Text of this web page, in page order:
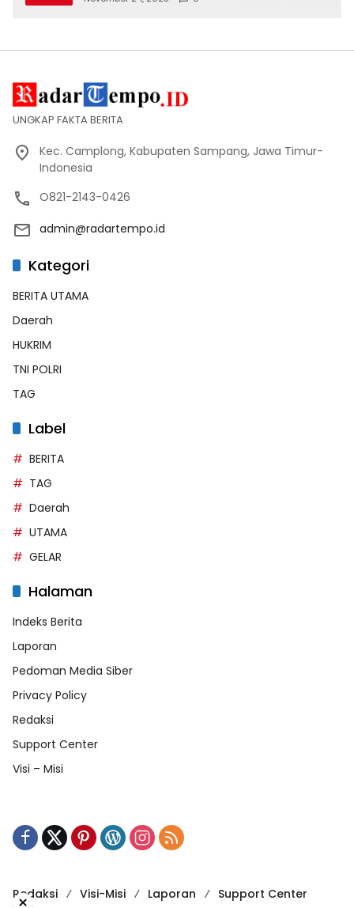
UNGKAP FAKTA BERITA
Kec. Camplong, Kabupaten Sampang, Jawa Timur-
Indonesia
O821-2143-0426
admin@radartempo.id
Kategori
BERITA UTAMA
Daerah
HUKRIM
TNI POLRI
TAG
Label
BERITA
TAG
Daerah
UTAMA
GELAR
Halaman
Indeks Berita
Laporan
Pedoman Media Siber
Privacy Policy
Redaksi
Support Center
Visi – Misi
Redaksi Visi-Misi Laporan Support Center
×